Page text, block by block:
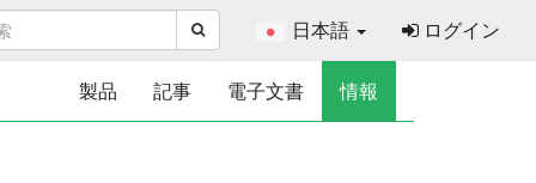
日本語 ログイン
製品 記事 電子文書 情報